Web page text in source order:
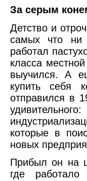
За серым
Детство и
самых что ни
работал
класса
выучился. А
купить себя
отправился в
которые в
новых
Прибыл он на
где